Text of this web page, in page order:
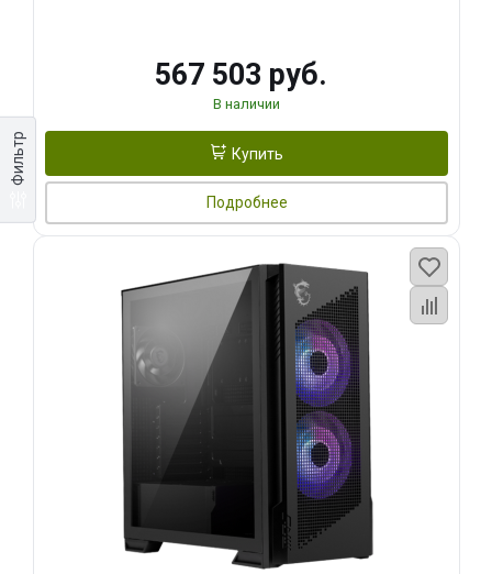
Фильтр
567 503 руб.
В наличии
Купить
Подробнее